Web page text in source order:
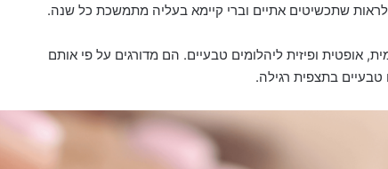
לראות שתכשיטים אתיים וברי קיימא בעליה מתמשכת כל שנה.
אופטית ופיזית ליהלומים טבעיים. הם מדורגים על פי אותם
טבעיים בתצפית רגילה.